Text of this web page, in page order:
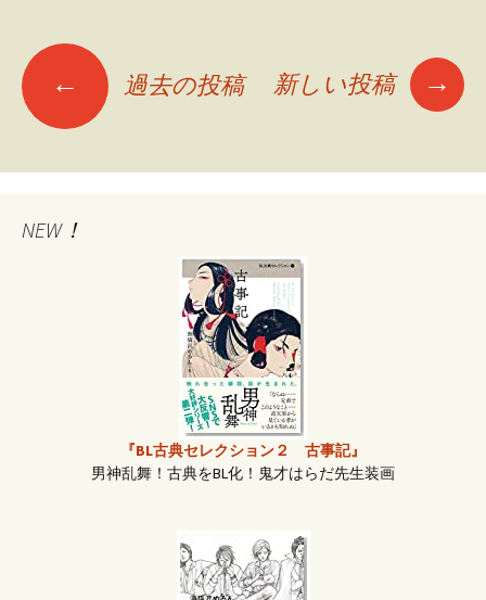
投
稿
ナ
← 過去の投稿 新しい投稿 →
NEW！
『BL古典セレクション２ 古事記』
男神乱舞！古典をBL化！鬼才はらだ先生装画